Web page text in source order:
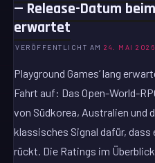
— Release-Datum
erwartet
VERÖFFENTLICHT AM24. MAI 2026
Playground Games‘ lang
Fahrt auf: Das Open-World-
von Südkorea, Australien und
klassisches Signal dafür, dass
rückt. Die Ratings im